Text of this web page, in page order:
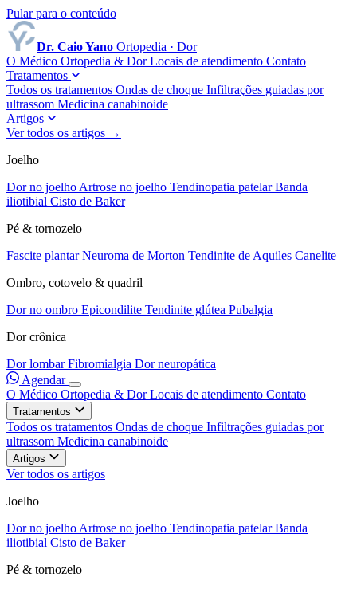
Pular para o conteúdo
Dr. Caio Yano Ortopedia · Dor
O Médico Ortopedia & DorLocais de atendimento Contato
Tratamentos
Todos os tratamentos Ondas de choque Infiltrações guiadas por
ultrassom Medicina canabinoide
Artigos
Ver todos os artigos →
Joelho
Dor no joelho Artrose no joelho Tendinopatia patelarBanda
iliotibial Cisto de Baker
Pé & tornozelo
Fascite plantarNeuroma de Morton Tendinite de Aquiles Canelite
Ombro, cotovelo & quadril
Dor no ombro Epicondilite Tendinite glútea Pubalgia
Dor crônica
Dor lombarFibromialgia Dor neuropática
Agendar
O Médico Ortopedia & DorLocais de atendimento Contato
Tratamentos
Todos os tratamentos Ondas de choque Infiltrações guiadas por
ultrassom Medicina canabinoide
Artigos
Ver todos os artigos
Joelho
Dor no joelho Artrose no joelho Tendinopatia patelarBanda
iliotibial Cisto de Baker
Pé & tornozelo